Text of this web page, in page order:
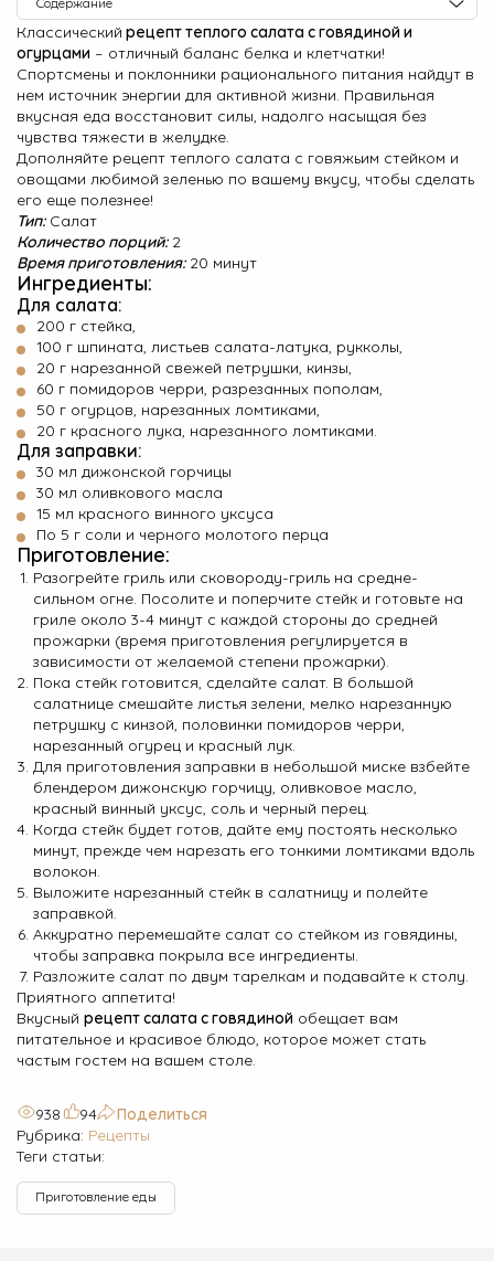
О Hotpoint
Технологии
Где купить
Журнал
Сервис
8 800 3333 887
Ингредиенты
Приготовление
Классическийрецепт теплого салата с говядиной и
огурцами – отличный баланс белка и клетчатки!
Спортсмены и поклонники рационального питания найдут в
нем источник энергии для активной жизни. Правильная
вкусная еда восстановит силы, надолго насыщая без
чувства тяжести в желудке.
Дополняйте рецепт теплого салата с говяжьим стейком и
овощами любимой зеленью по вашему вкусу, чтобы сделать
его еще полезнее!
Тип: Салат
Количество порций:2
Время приготовления: 20 минут
Ингредиенты:
Для салата:
200 г стейка,
100 г шпината, листьев салата-латука, рукколы,
20 г нарезанной свежей петрушки, кинзы,
60 г помидоров черри, разрезанных пополам,
50 г огурцов, нарезанных ломтиками,
20 г красного лука, нарезанного ломтиками.
Для заправки:
30 мл дижонской горчицы
30 мл оливкового масла
15 мл красного винного уксуса
По 5 г соли и черного молотого перца
Приготовление:
Разогрейте гриль или сковороду-гриль на средне-
сильном огне. Посолите и поперчите стейк и готовьте на
гриле около 3-4 минут с каждой стороны до средней
прожарки (время приготовления регулируется в
зависимости от желаемой степени прожарки).
Пока стейк готовится, сделайте салат. В большой
салатнице смешайте листья зелени, мелко нарезанную
петрушку с кинзой, половинки помидоров черри,
нарезанный огурец и красный лук.
Для приготовления заправки в небольшой миске взбейте
блендером дижонскую горчицу, оливковое масло,
красный винный уксус, соль и черный перец.
Когда стейк будет готов, дайте ему постоять несколько
минут, прежде чем нарезать его тонкими ломтиками вдоль
волокон.
Выложите нарезанный стейк в салатницу и полейте
заправкой.
Аккуратно перемешайте салат со стейком из говядины,
чтобы заправка покрыла все ингредиенты.
Разложите салат по двум тарелкам и подавайте к столу.
Приятного аппетита!
Вкусный рецепт салата с говядиной обещает вам
питательное и красивое блюдо, которое может стать
частым гостем на вашем столе.
938 94
Поделиться
Рубрика: Рецепты
Теги статьи:
Приготовление еды